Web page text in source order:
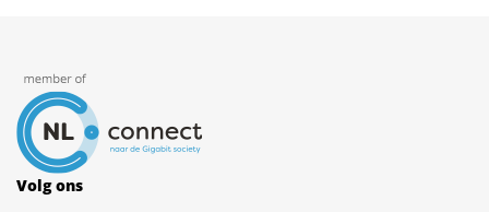
Volg ons